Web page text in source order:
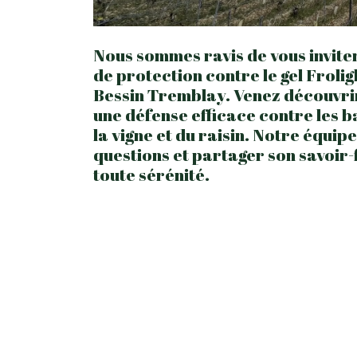
Nous sommes ravis de vous
de protection contre le gel
Bessin Tremblay. Venez
une défense efficace contre les
la vigne et du raisin. Notre
questions et partager son
toute sérénité.